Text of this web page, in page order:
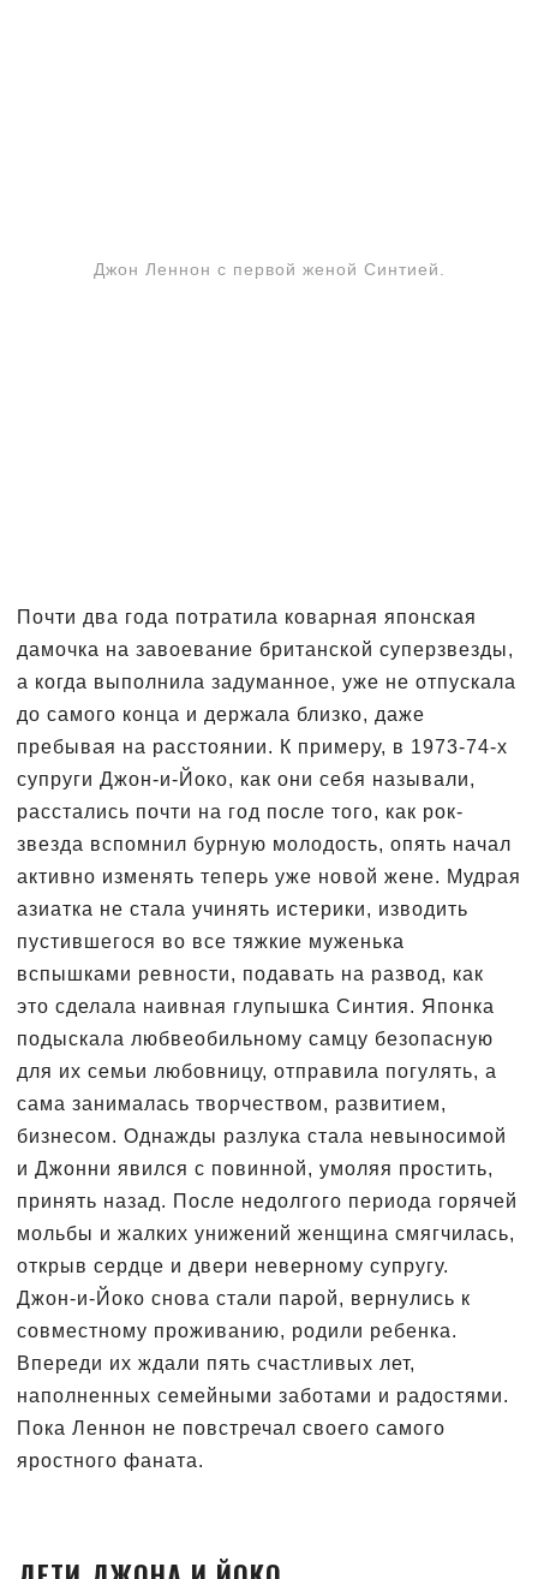
Джон Леннон с первой женой Синтией.
Почти два года потратила коварная японская
дамочка на завоевание британской суперзвезды,
а когда выполнила задуманное, уже не отпускала
до самого конца и держала близко, даже
пребывая на расстоянии. К примеру, в 1973-74-х
супруги Джон-и-Йоко, как они себя называли,
расстались почти на год после того, как рок-
звезда вспомнил бурную молодость, опять начал
активно изменять теперь уже новой жене. Мудрая
азиатка не стала учинять истерики, изводить
пустившегося во все тяжкие муженька
вспышками ревности, подавать на развод, как
это сделала наивная глупышка Синтия. Японка
подыскала любвеобильному самцу безопасную
для их семьи любовницу, отправила погулять, а
сама занималась творчеством, развитием,
бизнесом. Однажды разлука стала невыносимой
и Джонни явился с повинной, умоляя простить,
принять назад. После недолгого периода горячей
мольбы и жалких унижений женщина смягчилась,
открыв сердце и двери неверному супругу.
Джон-и-Йоко снова стали парой, вернулись к
совместному проживанию, родили ребенка.
Впереди их ждали пять счастливых лет,
наполненных семейными заботами и радостями.
Пока Леннон не повстречал своего самого
яростного фаната.